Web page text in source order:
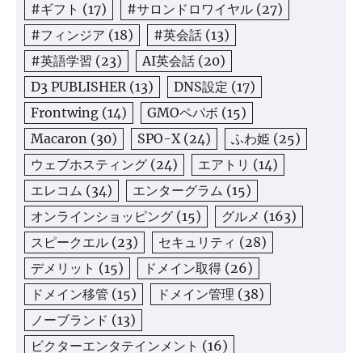
#ギフト (17) #サロンドロワイヤル (27)
#フィンジア (18) #英会話 (13)
#英語学習 (23) AI英会話 (20)
D3 PUBLISHER(13) DNS設定 (17)
Frontwing (14) GMOペパボ (15)
Macaron (30) SPO-X(24) ふわ姫 (25)
ウェブホスティング (24) エアトリ (14)
エレコム (34) エンターグラム (15)
オンラインショッピング (15) グルメ (163)
スピークエル (23) セキュリティ (28)
デメリット (15) ドメイン取得 (26)
ドメイン移管 (15) ドメイン管理 (38)
ノーブランド (13)
ビクターエンタテインメント (16)